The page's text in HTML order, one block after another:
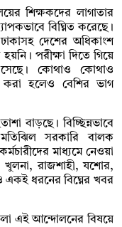
শিক্ষকদের লাগাতার
বিঘ্নিত করেছে।
দেশের অধিকাংশ
পরীক্ষা দিতে গিয়ে
কোথাও কোথাও
করা হলেও বেশির ভাগ
বাড়ছে। বিচ্ছিন্নভাবে
মতিঝিল সরকারি বালক
মাধ্যমে নেওয়া
খুলনা, রাজশাহী, যশোর,
একই ধরনের বিঘ্নের খবর
এই আন্দোলনের বিষয়ে